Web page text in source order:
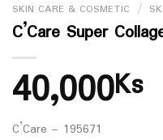
SKIN CARE & COSMETIC /
C’Care Super
40,000Ks
C’Care – 195671